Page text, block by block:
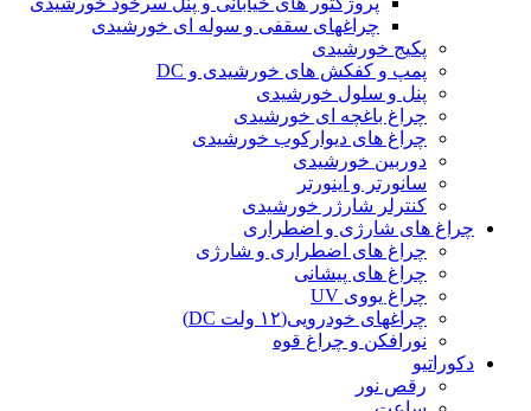
چراغهای سقفی و سوله ای خورشیدی
پکیج خورشیدی
پمپ و کفکش های خورشیدی و DC
پنل و سلول خورشیدی
چراغ باغچه ای خورشیدی
چراغ های دیوارکوب خورشیدی
دوربین خورشیدی
سانورتر و اینورتر
کنترلر شارژر خورشیدی
چراغ های شارژی و اضطراری
چراغ های اضطراری و شارژی
چراغ های پیشانی
چراغ یووی UV
چراغهای خودرویی(۱۲ ولت DC)
نورافکن و چراغ قوه
دکوراتیو
رقص نور